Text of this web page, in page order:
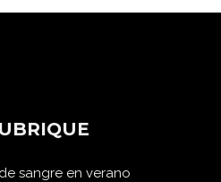
sangre en verano